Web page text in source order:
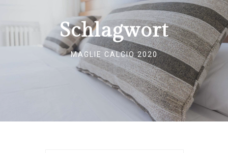
Schlagwort
MAGLIE CALCIO 2020